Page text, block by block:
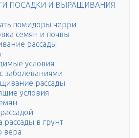
ПОСАДКИ И ВЫРАЩИВАНИЯ
помидоры черри
семян и почвы
рассады
условия
заболеваниями
рассады
условия
рассады в грунт
вера